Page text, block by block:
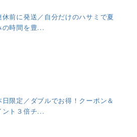
休前に発送／自分だけのハサミで夏
の時間を豊...
日限定／ダブルでお得！クーポン＆
ント３倍チ...